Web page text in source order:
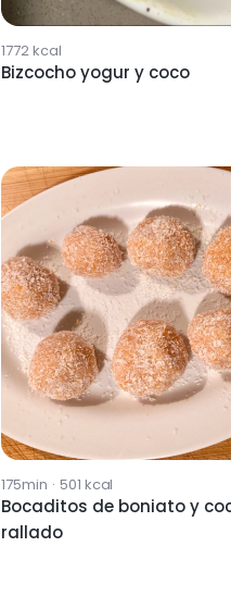
1772kcal
Bizcocho yogur y coco
175min · 501 kcal
Bocaditos de boniato y
rallado